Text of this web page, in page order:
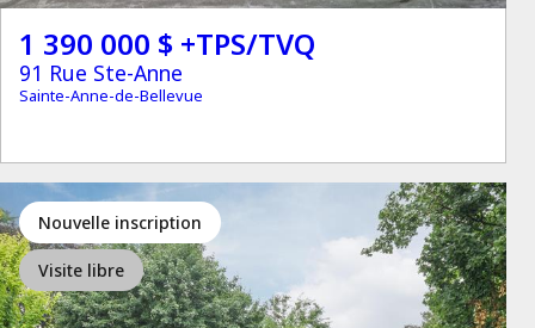
1 390 000 $ +TPS/TVQ
91 Rue Ste-Anne
Sainte-Anne-de-Bellevue
Nouvelle inscription
Visite libre